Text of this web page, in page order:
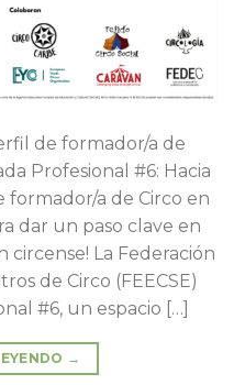
de formador/a de
Profesional #6: Hacia
a de Circo en
dar un paso clave en
circense! La Federación
de Circo (FEECSE)
#6, un espacio […]
→